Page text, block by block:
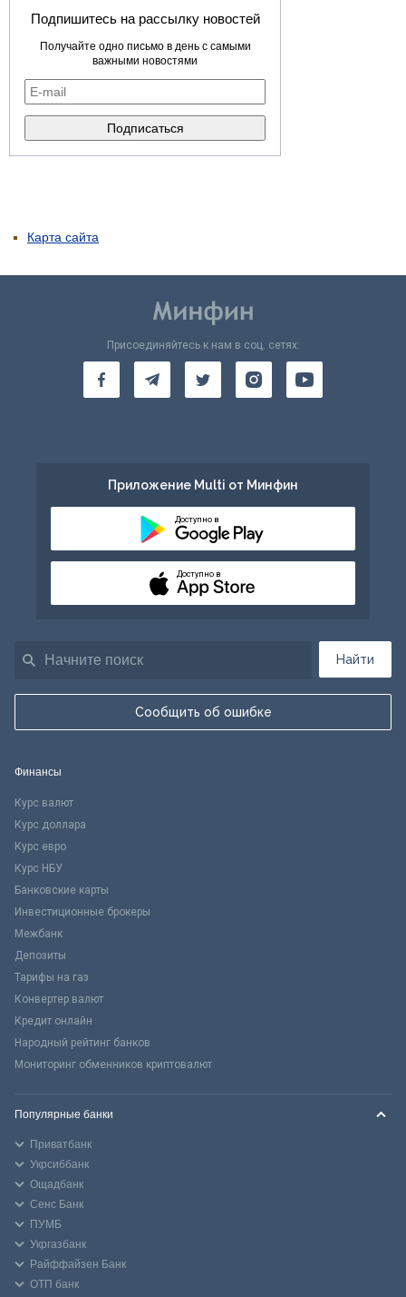
Подпишитесь на рассылку новостей
Получайте одно письмо в день с самыми
важными новостями
Карта сайта
Найти
Сообщить об ошибке
Присоединяйтесь к нам в соц. сетях:
Приложение Multi от Минфин
Доступно в
Доступно в
Финансы
Курс валют
Курс доллара
Курс евро
Курс НБУ
Банковские карты
Инвестиционные брокеры
Межбанк
Депозиты
Тарифы на газ
Конвертер валют
Кредит онлайн
Народный рейтинг банков
Мониторинг обменников криптовалют
Популярные банки
Приватбанк
Укрсиббанк
Ощадбанк
Сенс Банк
ПУМБ
Укргазбанк
Райффайзен Банк
ОТП банк